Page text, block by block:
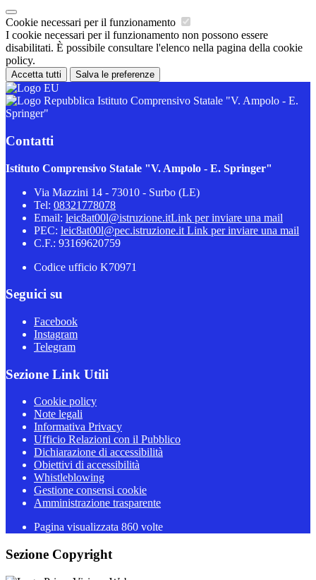
Cookie necessari per il funzionamento
I cookie necessari per il funzionamento non possono essere
disabilitati. È possibile consultare l'elenco nella pagina della cookie
policy.
Accetta tutti Salva le preferenze
Istituto Comprensivo Statale "V. Ampolo - E.
Springer"
Contatti
Istituto Comprensivo Statale "V. Ampolo - E. Springer"
Via Mazzini 14 - 73010 - Surbo (LE)
Tel: 08321778078
Email: leic8at00l@istruzione.itLink per inviare una mail
PEC: leic8at00l@pec.istruzione.it Link per inviare una mail
C.F.: 93169620759
Codice ufficio K70971
Seguici su
Facebook
Instagram
Telegram
Sezione Link Utili
Cookie policy
Note legali
Informativa Privacy
Ufficio Relazioni con il Pubblico
Dichiarazione di accessibilità
Obiettivi di accessibilità
Whistleblowing
Gestione consensi cookie
Amministrazione trasparente
Pagina visualizzata 860 volte
Sezione Copyright